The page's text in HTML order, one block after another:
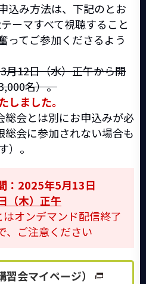
込み方法は、下記のとお
ーマすべて視聴すること
ってご参加くださるよう
月12日（水）正午から開
名）。
しました。
総会とは別にお申込みが必
会に参加されない場合も
）。
：2025年5月13日
（木）正午
オンデマンド配信終了
、ご注意ください
会マイページ）